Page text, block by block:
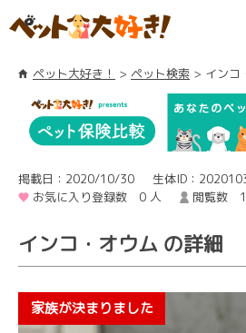
ペット大好き！ ペット検索 インコ
掲載日：2020/10/30
生体ID：
お気に入り登録数 0 人
閲覧数
インコ・オウム の詳細